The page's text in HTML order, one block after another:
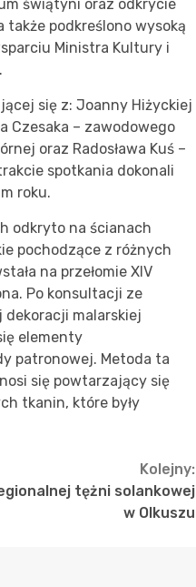
świątyni oraz odkrycie
podkreślono wysoką
Ministra Kultury i
się z: Joanny Hiżyckiej
Czesaka – zawodowego
oraz Radosława Kuś –
spotkania dokonali
roku.
odkryto na ścianach
pochodzące z różnych
na przełomie XIV
Po konsultacji ze
dekoracji malarskiej
elementy
patronowej. Metoda ta
się powtarzający się
tkanin, które były
Kolejny:
tężni solankowej
w Olkuszu